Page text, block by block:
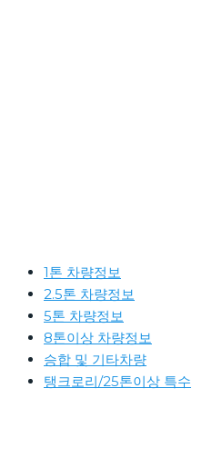
1톤 차량정보
2.5톤 차량정보
5톤 차량정보
8톤이상 차량정보
승합 및 기타차량
탱크로리/25톤이상 특수